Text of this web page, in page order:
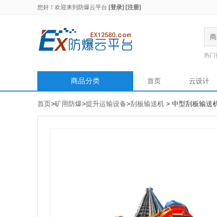
您好！欢迎来到 防爆云平台 [登录] [注册]
热
商品分类 首页 云设计
首页>矿用防爆>提升运输设备>刮板输送机 > 中型刮板输送